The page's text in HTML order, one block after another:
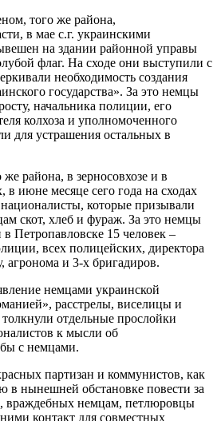
того же района,
в мае с.г. украинскими
на здании районной управы
флаг. На сходе они выступили с
необходимость создания
государства». За это немцы
начальника полиции, его
колхоза и уполномоченного
для устрашения остальных в
района, в зерносовхозе и в
в июне месяце сего года на сходах
которые призывали
скот, хлеб и фураж. За это немцы
в Петропавловске 15 человек –
всех полицейских, директора
агронома и 3-х бригадиров.
немцами украинской
расстрелы, виселицы и
отдельные прослойки
к мысли об
с немцами.
партизан и коммунистов, как
в нынешней обстановке повести за
враждебных немцам, петлюровцы
контакт для совместных